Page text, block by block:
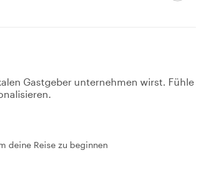
Gastgeber unternehmen wirst. Fühle
deine Reise zu beginnen